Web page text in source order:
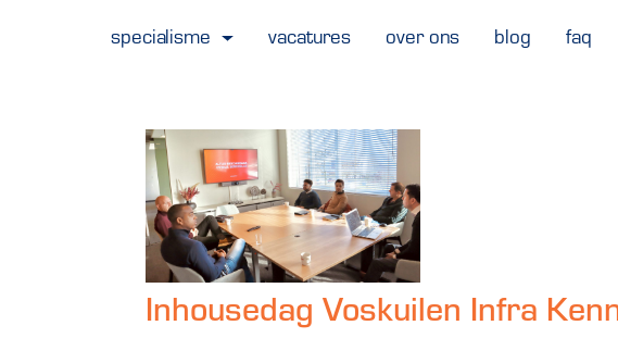
specialisme vacatures over ons blog faq
Bewaarde vacatures
Posts Tagged ‘inhousedag’
Inhousedag Voskuilen Infra